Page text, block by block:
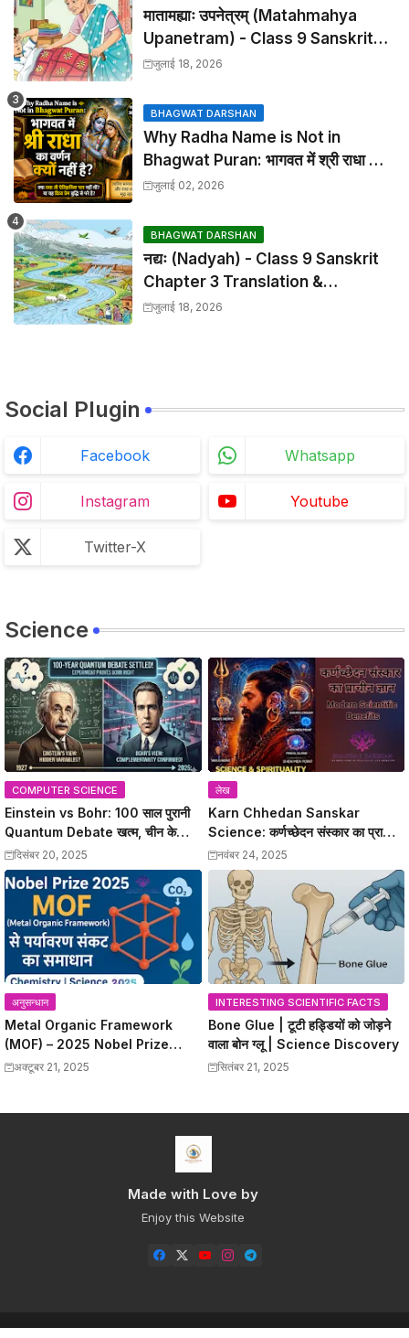
मातामह्याः उपनेत्रम् (Matahmahya
Upanetram) - Class 9 Sanskrit
Chapter 2 Translation &
जुलाई 18, 2026
BHAGWAT DARSHAN
Why Radha Name is Not in
Bhagwat Puran: भागवत में श्री राधा का
वर्णन क्यों नहीं है?
जुलाई 02, 2026
BHAGWAT DARSHAN
नद्यः (Nadyah) - Class 9 Sanskrit
Chapter 3 Translation &
Solutions
जुलाई 18, 2026
Social Plugin
Facebook Whatsapp
Instagram Youtube
Twitter-X
Science
COMPUTER SCIENCE
Einstein vs Bohr: 100 साल पुरानी
Quantum Debate खत्म, चीन के
वैज्ञानिकों ने Bohr को सही साबित किया
दिसंबर 20, 2025
लेख
Karn Chhedan Sanskar
Science: कर्णच्छेदन संस्कार का प्राचीन
ज्ञान और Modern Scientific
Benefits
नवंबर 24, 2025
अनुसन्धान
Metal Organic Framework
(MOF) – 2025 Nobel Prize
विजेताओं की क्रांतिकारी खोज
अक्टूबर 21, 2025
INTERESTING SCIENTIFIC FACTS
Bone Glue | टूटी हड्डियों को जोड़ने
वाला बोन ग्लू | Science Discovery
सितंबर 21, 2025
Made with Love by
Enjoy this Website